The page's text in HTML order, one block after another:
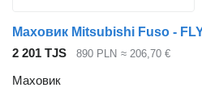
2 201 TJS 890 PLN ≈ 206,70 €
Маховик